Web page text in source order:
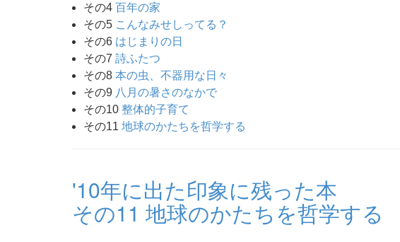
その4 百年の家
その5 こんなみせしってる？
その6 はじまりの日
その7 詩ふたつ
その8 本の虫、不器用な日々
その9 八月の暑さのなかで
その10 整体的子育て
その11 地球のかたちを哲学する
'10年に出た印象に残った本
その11 地球のかたちを哲学する